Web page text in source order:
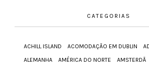
CATEGORIAS
ACHILL ISLAND ACOMODAÇÃO EM DUBLIN
ALEMANHA
AMÉRICA DO NORTE
AMSTERDÃ